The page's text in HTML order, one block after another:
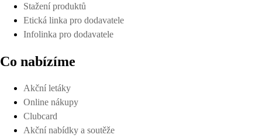
Stažení produktů
Etická linka pro dodavatele
Infolinka pro dodavatele
Co nabízíme
Akční letáky
Online nákupy
Clubcard
Akční nabídky a soutěže